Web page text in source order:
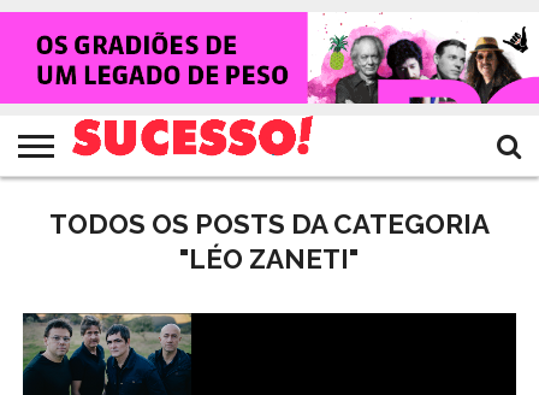
HOME
NOTÍCIAS
SHOWS
ENTREVISTAS
CLIQUES
RANKING
CROWLEY
TV
SUCESSO!
REVISTA
SUCESSO!
TODOS OS POSTS DA CATEGORIA
"LÉO ZANETI"